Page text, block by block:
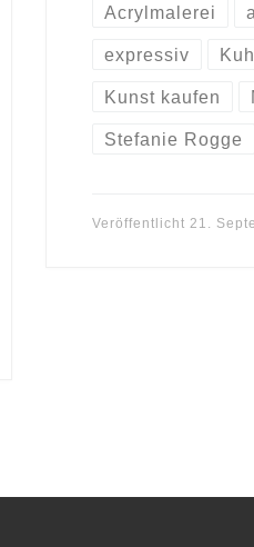
Acrylmalerei
expressiv Kuh
Kunst kaufen
Stefanie Rogge
Veröffentlicht 21.